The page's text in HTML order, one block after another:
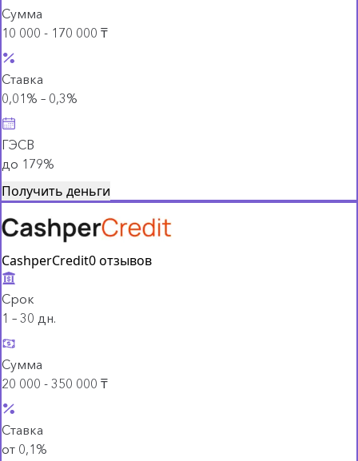
Сумма
10 000 - 170 000 ₸
Ставка
0,01% – 0,3%
ГЭСВ
до 179%
Получить деньги
CashperCredit0 отзывов
Срок
1 – 30 дн.
Сумма
20 000 - 350 000 ₸
Ставка
от 0,1%